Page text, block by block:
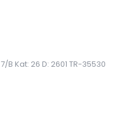
B Kat: 26 D: 2601 TR-35530